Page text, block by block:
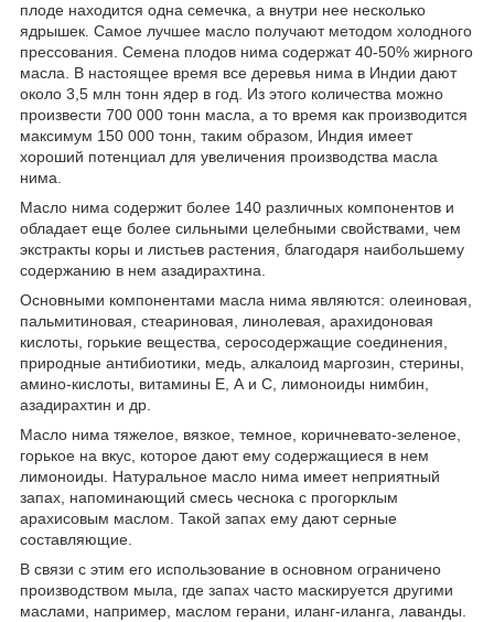
плоде находится одна семечка, а внутри нее несколько
ядрышек. Самое лучшее масло получают методом холодного
прессования. Семена плодов нима содержат 40-50% жирного
масла. В настоящее время все деревья нима в Индии дают
около 3,5 млн тонн ядер в год. Из этого количества можно
произвести 700 000 тонн масла, а то время как производится
максимум 150 000 тонн, таким образом, Индия имеет
хороший потенциал для увеличения производства масла
нима.
Масло нима содержит более 140 различных компонентов и
обладает еще более сильными целебными свойствами, чем
экстракты коры и листьев растения, благодаря наибольшему
содержанию в нем азадирахтина.
Основными компонентами масла нима являются: олеиновая,
пальмитиновая, стеариновая, линолевая, арахидоновая
кислоты, горькие вещества, серосодержащие соединения,
природные антибиотики, медь, алкалоид маргозин, стерины,
амино-кислоты, витамины Е, А и С, лимоноиды нимбин,
азадирахтин и др.
Масло нима тяжелое, вязкое, темное, коричневато-зеленое,
горькое на вкус, которое дают ему содержащиеся в нем
лимоноиды. Натуральное масло нима имеет неприятный
запах, напоминающий смесь чеснока с прогорклым
арахисовым маслом. Такой запах ему дают серные
составляющие.
В связи с этим его использование в основном ограничено
производством мыла, где запах часто маскируется другими
маслами, например, маслом герани, иланг-иланга, лаванды.